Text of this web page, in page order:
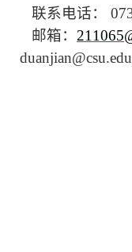
联系电话：
邮箱：